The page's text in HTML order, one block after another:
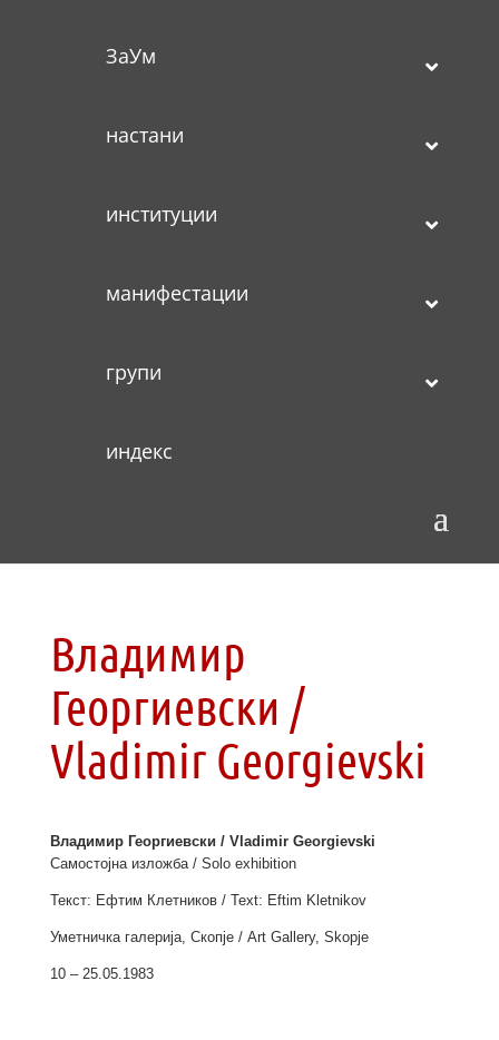
ЗаУм
настани
институции
манифестации
групи
индекс
Владимир
Георгиевски /
Vladimir Georgievski
Владимир Георгиевски / Vladimir Georgievski
Самостојна изложба / Solo exhibition
Текст: Ефтим Клетников / Text: Eftim Kletnikov
Уметничка галерија, Скопје / Art Gallery, Skopje
10 – 25.05.1983